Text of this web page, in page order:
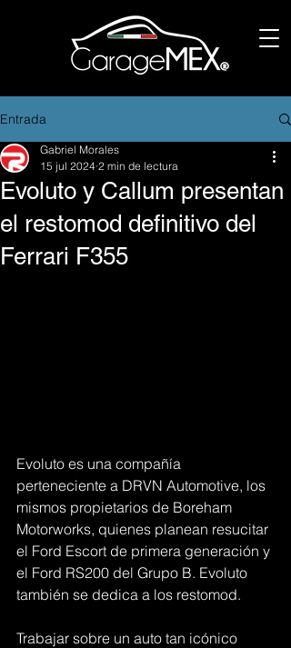
Entrada
Evoluto y Callum presentan
el restomod definitivo del
Ferrari F355
Gabriel Morales
15 jul 2024 2 min de lectura
Evoluto es una compañía
perteneciente a DRVN Automotive, los
mismos propietarios de Boreham
Motorworks, quienes planean resucitar
el Ford Escort de primera generación y
el Ford RS200 del Grupo B. Evoluto
también se dedica a los restomod.
Trabajar sobre un auto tan icónico